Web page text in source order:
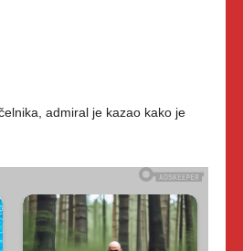
admiral je kazao kako je